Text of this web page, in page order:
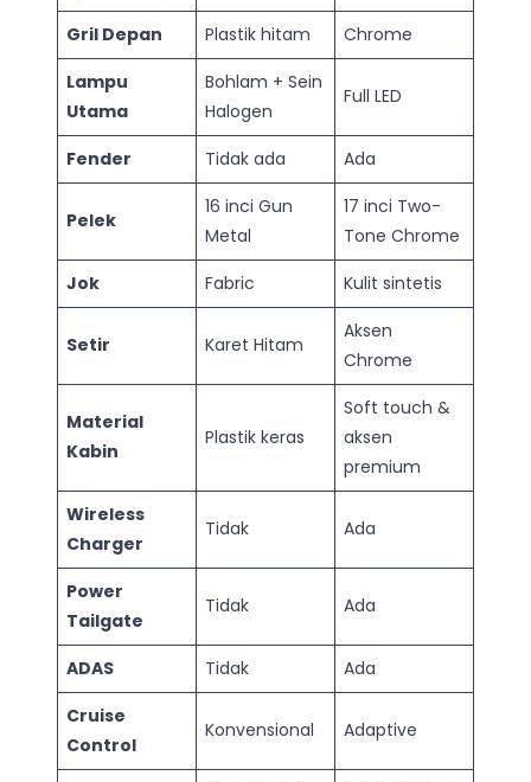
Gril Depan Plastik hitam
Chrome
Lampu
Utama
Bohlam + Sein
Halogen
Full LED
Fender Tidak ada Ada
Pelek
16 inci Gun
Metal
17 inci Two-
Tone Chrome
Jok
Fabric Kulit sintetis
Setir Karet Hitam
Aksen
Chrome
Material
Kabin
Plastik keras
Soft touch &
aksen
premium
Wireless
Charger
Tidak Ada
Power
Tailgate
Tidak Ada
ADAS Tidak
Ada
Cruise
Control
Konvensional Adaptive